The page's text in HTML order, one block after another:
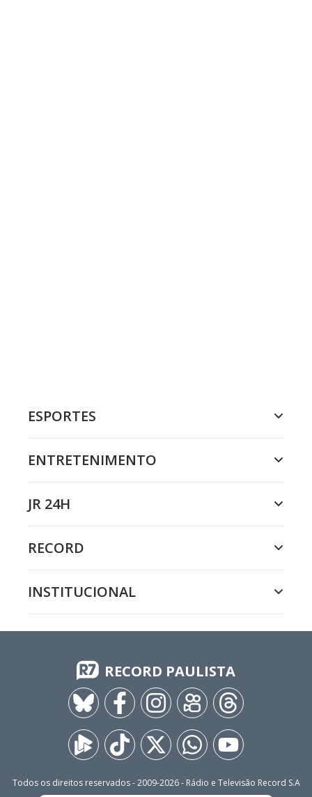
ESPORTES
ENTRETENIMENTO
JR 24H
RECORD
INSTITUCIONAL
RECORD PAULISTA
Todos os direitos reservados - 2009-2026- Rádio e Televisão Record S.A